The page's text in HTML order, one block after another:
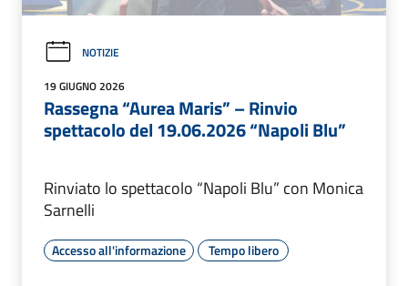
NOTIZIE
19 GIUGNO 2026
Rassegna “Aurea Maris” – Rinvio
spettacolo del 19.06.2026 “Napoli Blu”
Rinviato lo spettacolo “Napoli Blu” con Monica
Sarnelli
Accesso all'informazione Tempo libero